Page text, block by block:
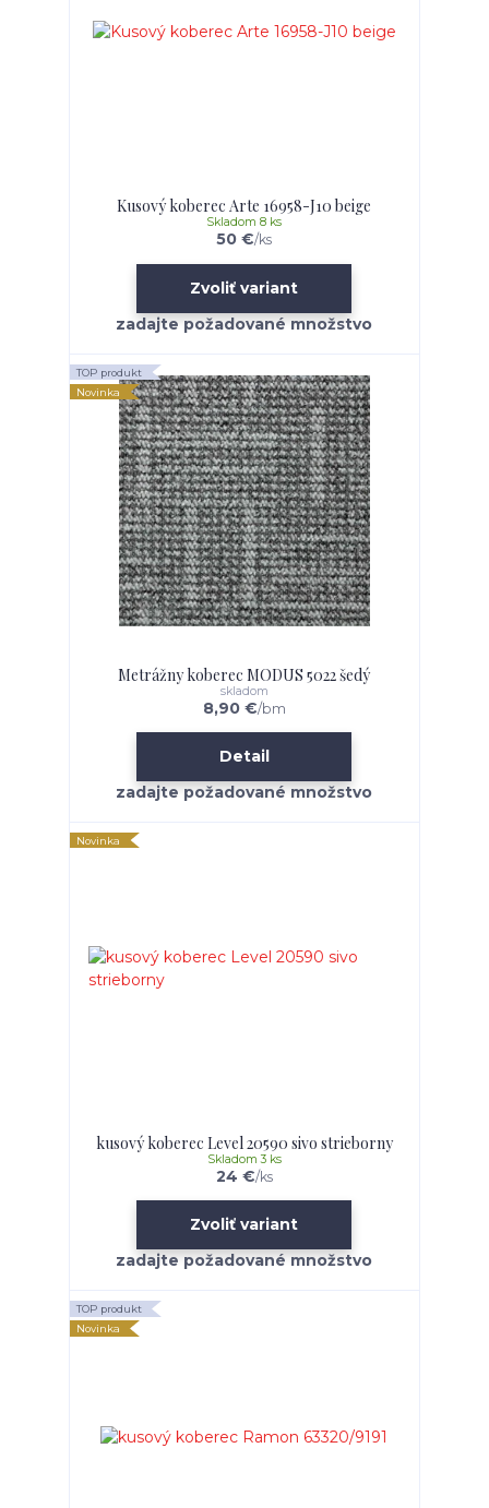
Kusový koberec Arte 16958-J10 beige
50 €/ks
Skladom 8 ks
Zvoliť variant
TOP produkt
Novinka
Metrážny koberec MODUS 5022 šedý
8,90 €/bm
skladom
Detail
Novinka
kusový koberec Level 20590 sivo strieborny
24 €/ks
Skladom 3 ks
Zvoliť variant
TOP produkt
Novinka